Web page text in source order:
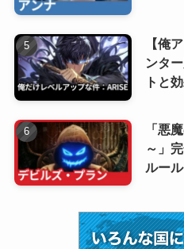
【俺
ンタ
トと
「悪
～」
ルー